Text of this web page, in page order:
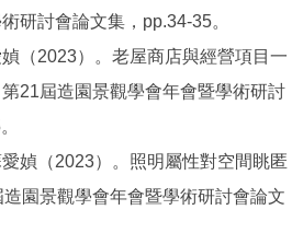
研討會論文集，pp.34-35。
（2023）。老屋商店與經營項目一
21屆造園景觀學會年會暨學術研討
媜（2023）。照明屬性對空間眺匿
園景觀學會年會暨學術研討會論文